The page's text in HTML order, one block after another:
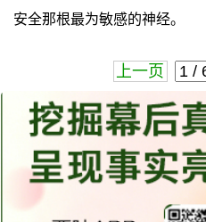
安全那根最为敏感的神经。
上一页